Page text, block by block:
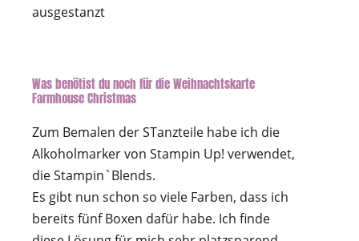
ausgestanzt
Was benötist du noch für die Weihnachtskarte
Farmhouse Christmas
Zum Bemalen der STanzteile habe ich die
Alkoholmarker von Stampin Up! verwendet,
die Stampin`Blends.
Es gibt nun schon so viele Farben, dass ich
bereits fünf Boxen dafür habe. Ich finde